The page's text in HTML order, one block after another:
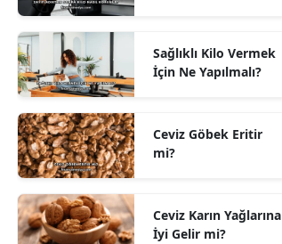
Sağlıklı Kilo Vermek
İçin Ne Yapılmalı?
Ceviz Göbek Eritir
mi?
Ceviz Karın Yağlarına
İyi Gelir mi?